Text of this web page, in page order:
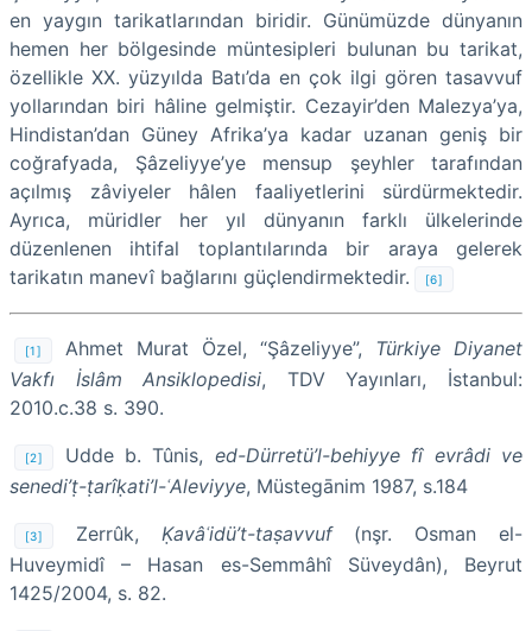
en yaygın tarikatlarından biridir. Günümüzde dünyanın
hemen her bölgesinde müntesipleri bulunan bu tarikat,
özellikle XX. yüzyılda Batı’da en çok ilgi gören tasavvuf
yollarından biri hâline gelmiştir. Cezayir’den Malezya’ya,
Hindistan’dan Güney Afrika’ya kadar uzanan geniş bir
coğrafyada, Şâzeliyye’ye mensup şeyhler tarafından
açılmış zâviyeler hâlen faaliyetlerini sürdürmektedir.
Ayrıca, müridler her yıl dünyanın farklı ülkelerinde
düzenlenen ihtifal toplantılarında bir araya gelerek
tarikatın manevî bağlarını güçlendirmektedir.
[6]
[1] Ahmet Murat Özel, “Şâzeliyye”, Türkiye Diyanet
Vakfı İslâm Ansiklopedisi, TDV Yayınları, İstanbul:
2010.c.38 s. 390.
[2] Udde b. Tûnis, ed-Dürretü’l-behiyye fî evrâdi ve
senedi’ṭ-ṭarîḳati’l-ʿAleviyye, Müstegānim 1987, s.184
[3] Zerrûk, Ḳavâʿidü’t-taṣavvuf(nşr. Osman el-
Huveymidî – Hasan es-Semmâhî Süveydân), Beyrut
1425/2004, s. 82.